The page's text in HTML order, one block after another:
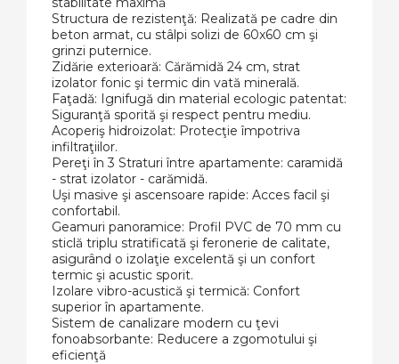
Structura de rezistenţă: Realizată pe cadre din
beton armat, cu stâlpi solizi de 60x60 cm şi
grinzi puternice.
Zidărie exterioară: Cărămidă 24 cm, strat
izolator fonic şi termic din vată minerală.
Faţadă: Ignifugă din material ecologic patentat:
Siguranţă sporită şi respect pentru mediu.
Acoperiş hidroizolat: Protecţie împotriva
infiltraţiilor.
Pereţi în 3 Straturi între apartamente: caramidă
- strat izolator - carămidă.
Uşi masive şi ascensoare rapide: Acces facil şi
confortabil.
Geamuri panoramice: Profil PVC de 70 mm cu
sticlă triplu stratificată şi feronerie de calitate,
asigurând o izolaţie excelentă şi un confort
termic şi acustic sporit.
Izolare vibro-acustică şi termică: Confort
superior în apartamente.
Sistem de canalizare modern cu ţevi
fonoabsorbante: Reducere a zgomotului şi
eficienţă